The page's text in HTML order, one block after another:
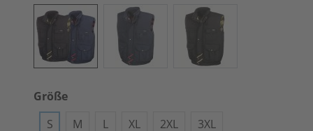
Größe
S
M L XL 2XL
3XL